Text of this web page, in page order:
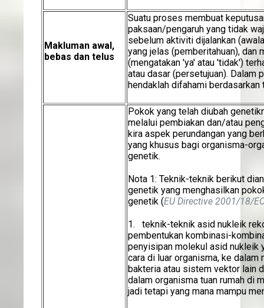
Makluman awal,
bebas dan telus
Suatu proses membuat
paksaan/pengaruh yang tidak
sebelum aktiviti dijalankan
yang jelas (pemberitahuan), dan
(mengatakan 'ya' atau 'tidak')
atau dasar (persetujuan). Dalam
hendaklah difahami
Pokok yang telah diubah
melalui pembiakan dan/atau
kira aspek perundangan yang
yang khusus bagi organisma-
genetik.
Nota 1: Teknik-teknik berikut
genetik yang menghasilkan
genetik (EU Directive 2001/18/
1. teknik-teknik asid nukleik
pembentukan kombinasi-
penyisipan molekul asid nukleik
cara di luar organisma, ke dalam
bakteria atau sistem vektor lain
dalam organisma tuan rumah di
jadi tetapi yang mana mampu